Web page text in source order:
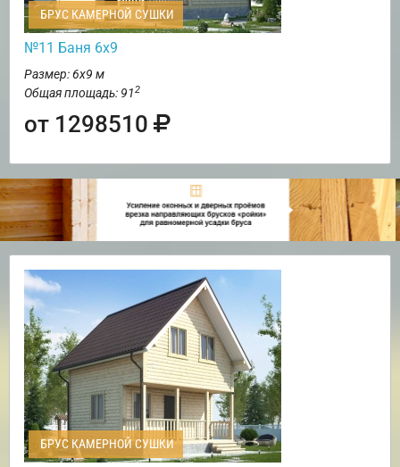
БРУС КАМЕРНОЙ СУШКИ
№11 Баня 6х9
Размер: 6х9 м
Общая площадь: 912
от 1298510
БРУС КАМЕРНОЙ СУШКИ